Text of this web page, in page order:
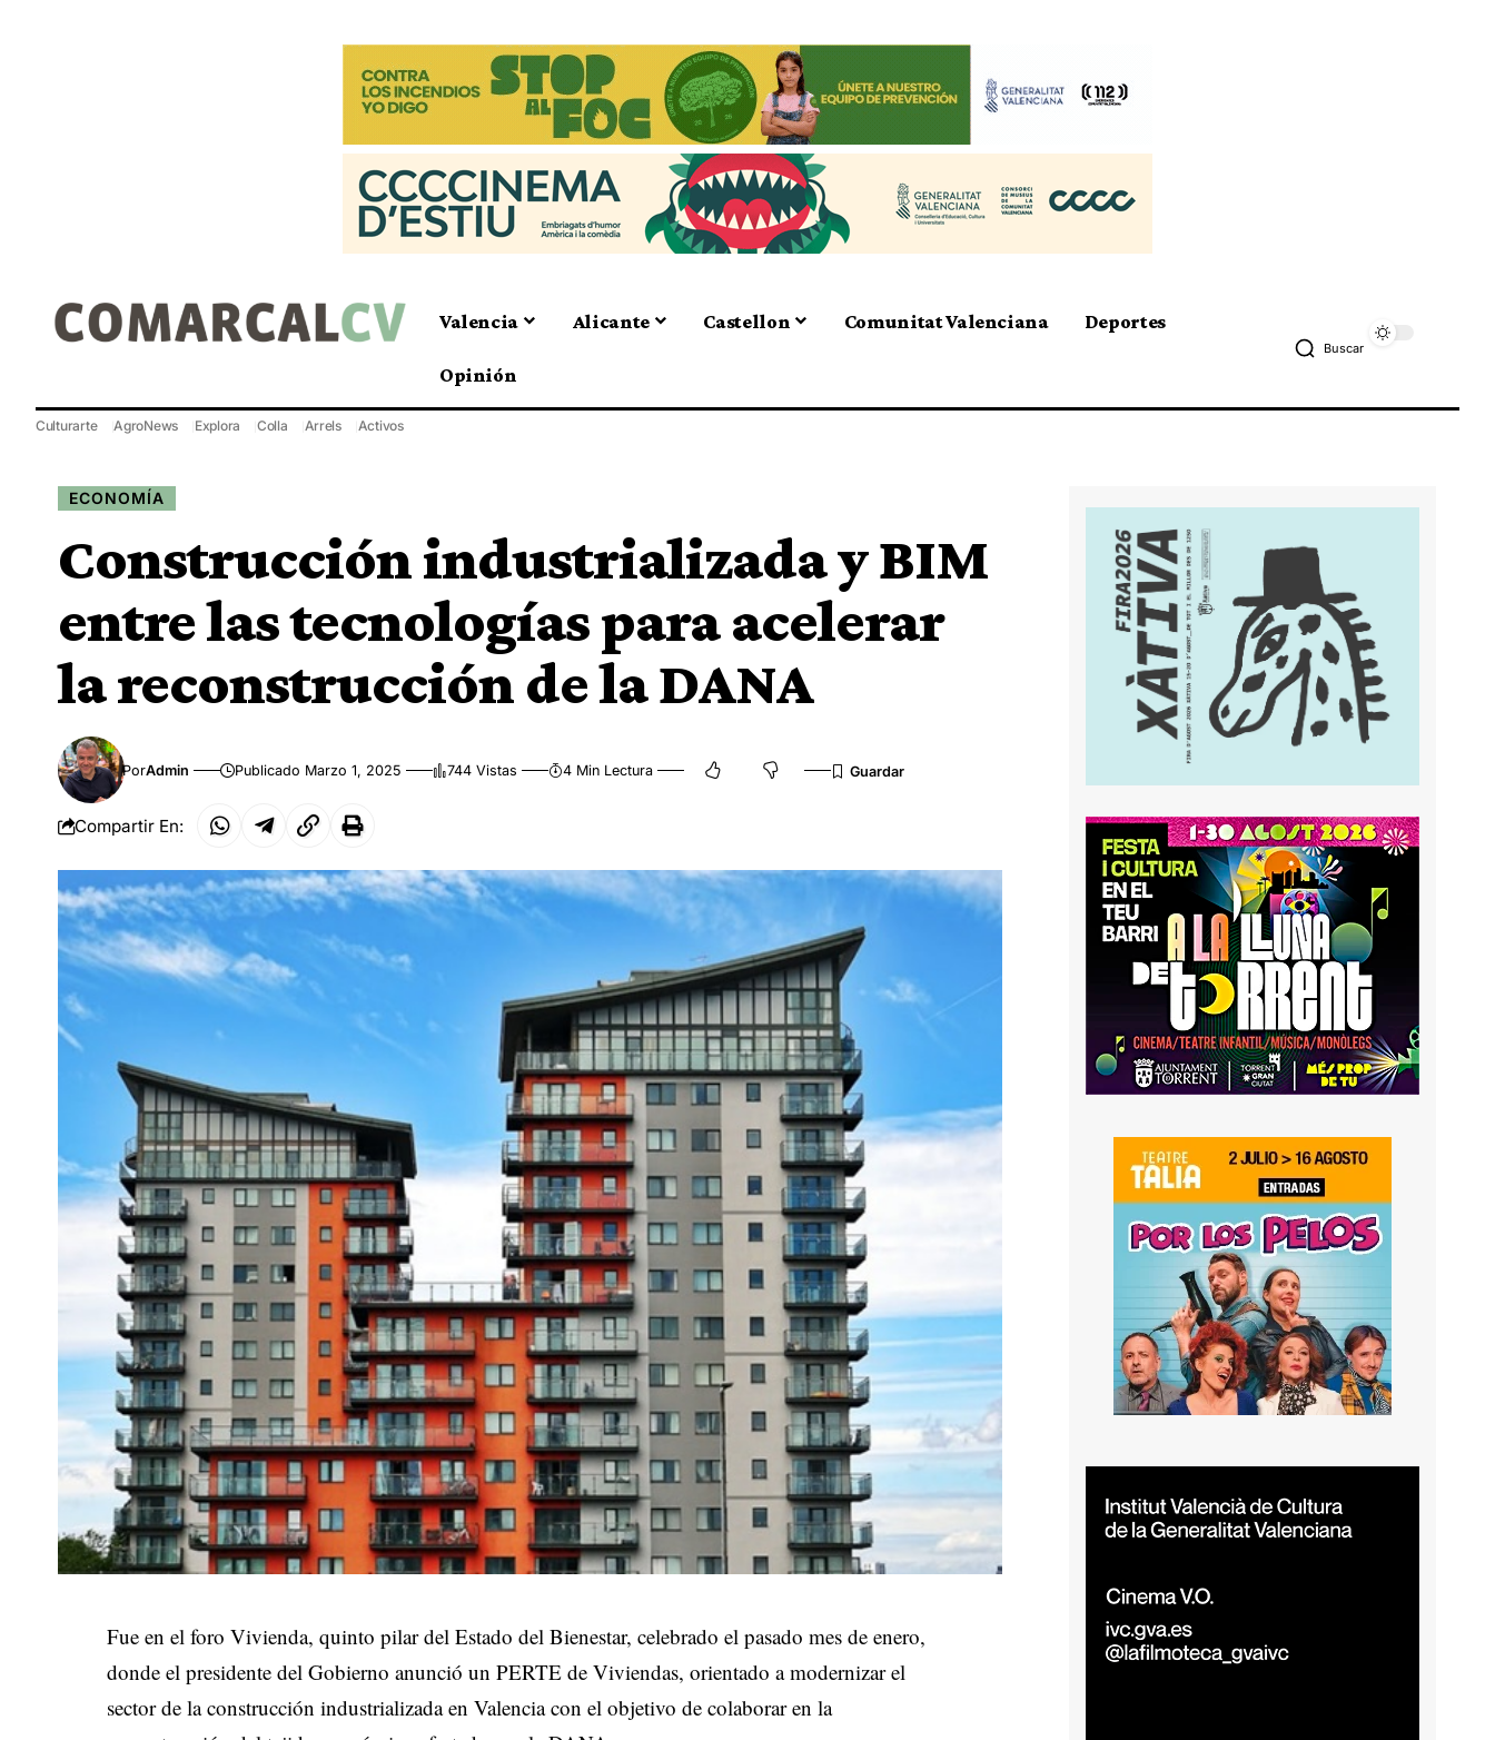
Valencia Alicante Castellon Comunitat Valenciana Deportes
Opinión
Buscar
Culturarte AgroNews Explora Colla Arrels Activos
ECONOMÍA
Construcción industrializada y BIM
entre las tecnologías para acelerar
la reconstrucción de la DANA
PorAdmin Publicado Marzo 1, 2025 744 Vistas 4 Min Lectura
Compartir En:
Fue en el foro Vivienda, quinto pilar del Estado del Bienestar, celebrado el pasado mes de enero,
donde el presidente del Gobierno anunció un PERTE de Viviendas, orientado a modernizar el
sector de la construcción industrializada en Valencia con el objetivo de colaborar en la